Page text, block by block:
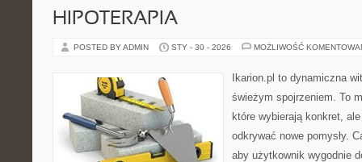
HIPOTERAPIA
POSTED BY ADMIN STY - 30 - 2026 MOŻLIWOŚĆ
Ikarion.pl to dynamiczna
świeżym spojrzeniem. To
które wybierają konkret,
odkrywać nowe pomysły.
aby użytkownik wygodnie